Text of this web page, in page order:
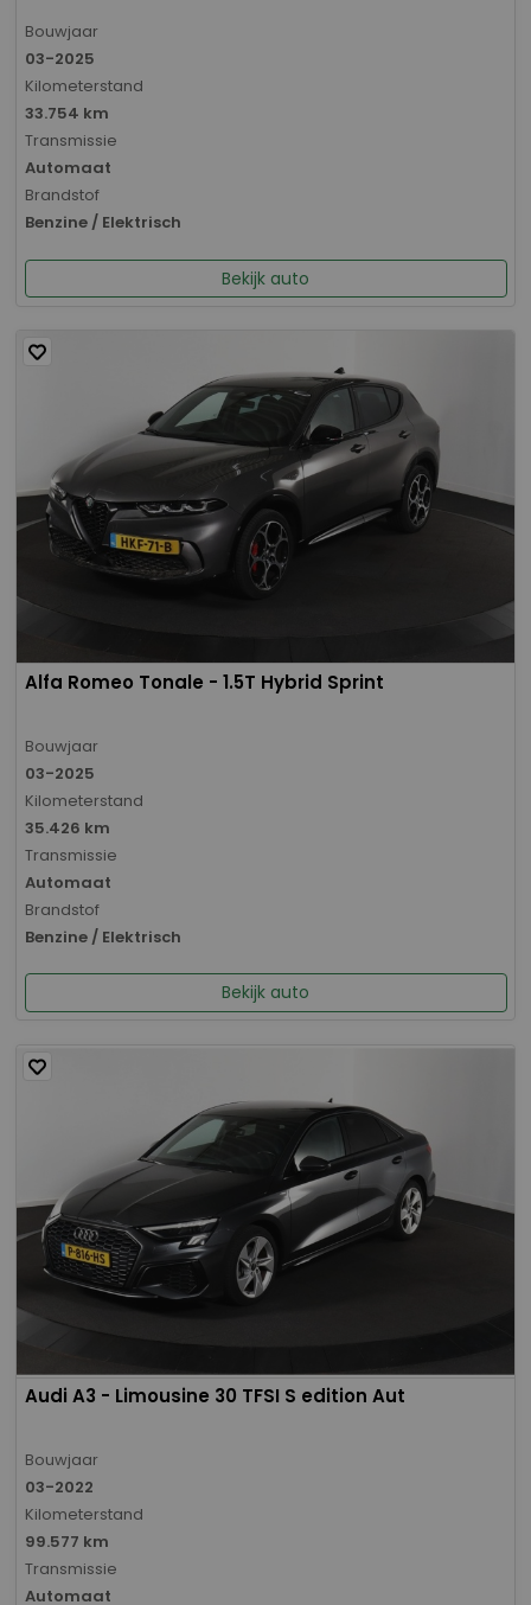
Bouwjaar
03-2025
Kilometerstand
33.754 km
Transmissie
Automaat
Brandstof
Benzine / Elektrisch
Bekijk auto
Alfa Romeo Tonale - 1.5T Hybrid Sprint
Bouwjaar
03-2025
Kilometerstand
35.426 km
Transmissie
Automaat
Brandstof
Benzine / Elektrisch
Bekijk auto
Audi A3 - Limousine 30 TFSI S edition Aut
Bouwjaar
03-2022
Kilometerstand
99.577 km
Transmissie
Automaat